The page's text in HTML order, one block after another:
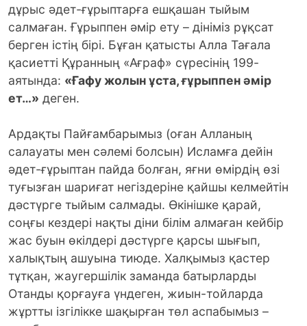
дұрыс әдет-ғұрыптарға ешқашан тыйым
салмаған. Ғұрыппен әмір ету – дініміз рұқсат
берген істің бірі. Бұған қатысты Алла Тағала
қасиетті Құранның «Ағраф» сүресінің 199-
аятында: «Ғафу жолын ұста, ғұрыппен әмір
ет…» деген.
Ардақты Пайғамбарымыз (оған Алланың
салауаты мен сәлемі болсын) Исламға дейін
әдет-ғұрыптан пайда болған, яғни өмірдің өзі
туғызған шариғат негіздеріне қайшы келмейтін
дәстүрге тыйым салмады. Өкінішке қарай,
соңғы кездері нақты діни білім алмаған кейбір
жас буын өкілдері дәстүрге қарсы шығып,
халықтың ашуына тиюде. Халқымыз қастер
тұтқан, жаугершілік заманда батырларды
Отанды қорғауға үндеген, жиын-тойларда
жұртты ізгілікке шақырған төл аспабымыз –